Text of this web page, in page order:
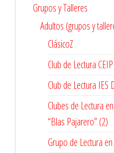
Grupos y Talleres
Adultos (grupos y
ClásicoZ
Club de Lectura
Club de Lectura IES
Clubes de Lectura
“Blas Pajarero” (2)
Grupo de Lectura